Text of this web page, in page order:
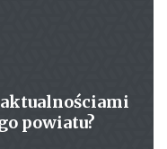
aktualnościami
powiatu?